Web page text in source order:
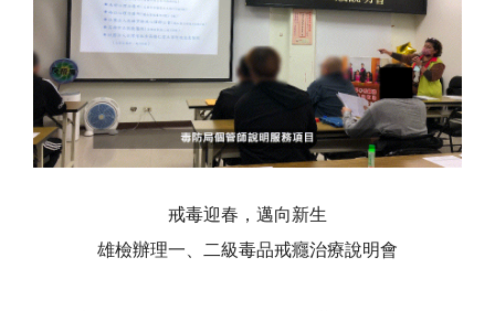
戒毒迎春，邁向新生
雄檢辦理一、二級毒品戒癮治療說明會